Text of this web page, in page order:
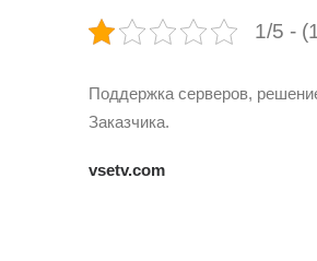
1/5 -
Поддержка серверов,
Заказчика.
vsetv.com